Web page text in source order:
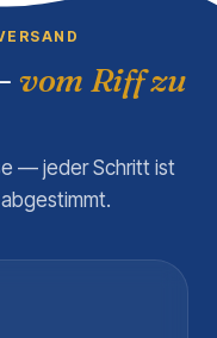
vom Riff zu
— jeder Schritt ist